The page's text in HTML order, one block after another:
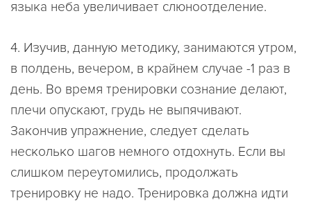
языка неба увеличивает слюноотделение.
4. Изучив, данную методику, занимаются утром,
в полдень, вечером, в крайнем случае -1 раз в
день. Во время тренировки сознание делают,
плечи опускают, грудь не выпячивают.
Закончив упражнение, следует сделать
несколько шагов немного отдохнуть. Если вы
слишком переутомились, продолжать
тренировку не надо. Тренировка должна идти